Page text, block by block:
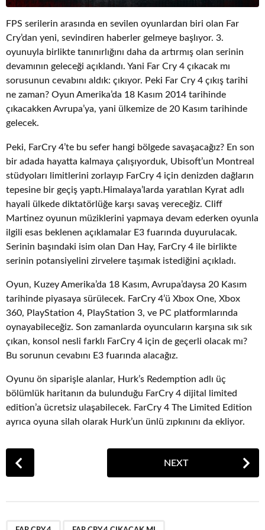
FPS serilerin arasında en sevilen oyunlardan biri olan Far
Cry’dan yeni, sevindiren haberler gelmeye başlıyor. 3.
oyunuyla birlikte tanınırlığını daha da artırmış olan serinin
devamının geleceği açıklandı. Yani Far Cry 4 çıkacak mı
sorusunun cevabını aldık: çıkıyor. Peki Far Cry 4 çıkış tarihi
ne zaman? Oyun Amerika’da 18 Kasım 2014 tarihinde
çıkacakken Avrupa’ya, yani ülkemize de 20 Kasım tarihinde
gelecek.
Peki, FarCry 4’te bu sefer hangi bölgede savaşacağız? En son
bir adada hayatta kalmaya çalışıyorduk, Ubisoft’un Montreal
stüdyoları limitlerini zorlayıp FarCry 4 için denizden dağların
tepesine bir geçiş yaptı.Himalaya’larda yaratılan Kyrat adlı
hayali ülkede diktatörlüğe karşı savaş vereceğiz. Cliff
Martinez oyunun müziklerini yapmaya devam ederken oyunla
ilgili esas beklenen açıklamalar E3 fuarında duyurulacak.
Serinin başındaki isim olan Dan Hay, FarCry 4 ile birlikte
serinin potansiyelini zirvelere taşımak istediğini açıkladı.
Oyun, Kuzey Amerika’da 18 Kasım, Avrupa’daysa 20 Kasım
tarihinde piyasaya sürülecek. FarCry 4’ü Xbox One, Xbox
360, PlayStation 4, PlayStation 3, ve PC platformlarında
oynayabileceğiz. Son zamanlarda oyuncuların karşına sık sık
çıkan, konsol nesli farklı FarCry 4 için de geçerli olacak mı?
Bu sorunun cevabını E3 fuarında alacağız.
Oyunu ön siparişle alanlar, Hurk’s Redemption adlı üç
bölümlük haritanın da bulunduğu FarCry 4 dijital limited
edition’a ücretsiz ulaşabilecek. FarCry 4 The Limited Edition
ayrıca oyuna silah olarak Hurk’un ünlü zıpkınını da ekliyor.
NEXT